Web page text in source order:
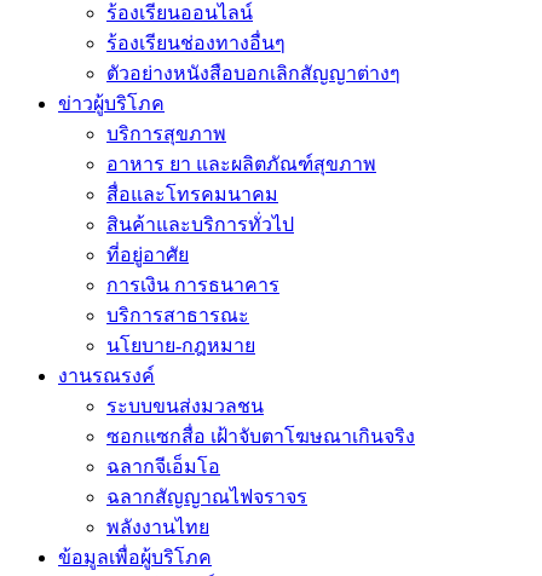
ร้องเรียนออนไลน์
ร้องเรียนช่องทางอื่นๆ
ตัวอย่างหนังสือบอกเลิกสัญญาต่างๆ
ข่าวผู้บริโภค
บริการสุขภาพ
อาหาร ยา และผลิตภัณฑ์สุขภาพ
สื่อและโทรคมนาคม
สินค้าและบริการทั่วไป
ที่อยู่อาศัย
การเงิน การธนาคาร
บริการสาธารณะ
นโยบาย-กฎหมาย
งานรณรงค์
ระบบขนส่งมวลชน
ซอกแซกสื่อ เฝ้าจับตาโฆษณาเกินจริง
ฉลากจีเอ็มโอ
ฉลากสัญญาณไฟจราจร
พลังงานไทย
ข้อมูลเพื่อผู้บริโภค